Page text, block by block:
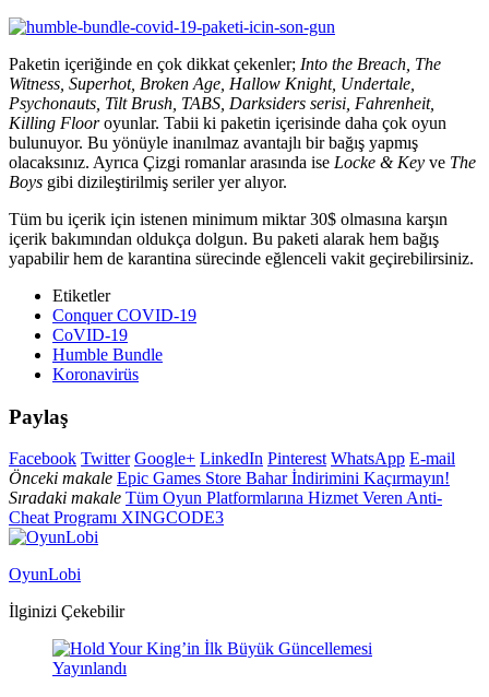
Paketin içeriğinde en çok dikkat çekenler; Into the Breach, The
Witness, Superhot, Broken Age, Hallow Knight, Undertale,
Psychonauts, Tilt Brush, TABS, Darksiders serisi, Fahrenheit,
Killing Flooroyunlar. Tabii ki paketin içerisinde daha çok oyun
bulunuyor. Bu yönüyle inanılmaz avantajlı bir bağış yapmış
olacaksınız. Ayrıca Çizgi romanlar arasında ise Locke & Key ve The
Boys gibi dizileştirilmiş seriler yer alıyor.
Tüm bu içerik için istenen minimum miktar 30$ olmasına karşın
içerik bakımından oldukça dolgun. Bu paketi alarak hem bağış
yapabilir hem de karantina sürecinde eğlenceli vakit geçirebilirsiniz.
Etiketler
Conquer COVID-19
CoVID-19
Humble Bundle
Koronavirüs
Paylaş
Facebook Twitter Google+ LinkedIn Pinterest WhatsApp E-mail
Önceki makale Epic Games Store Bahar İndirimini Kaçırmayın!
Sıradaki makale Tüm Oyun Platformlarına Hizmet Veren Anti-
Cheat Programı XINGCODE3
OyunLobi
İlginizi Çekebilir